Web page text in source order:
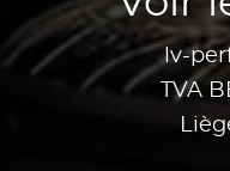
lv-
TVA